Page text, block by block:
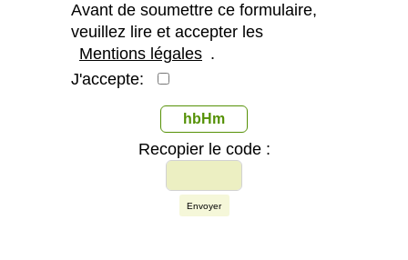
Avant de soumettre ce formulaire,
veuillez lire et accepter les
Mentions légales .
J'accepte:
hbHm
Recopier le code :
Envoyer